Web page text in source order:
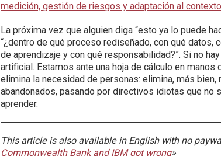
medición, gestión de riesgos y adaptación al
La próxima vez que alguien diga “esto ya lo puede
“¿dentro de qué proceso rediseñado, con qué
de aprendizaje y con qué responsabilidad?”. Si no
artificial. Estamos ante una hoja de cálculo en
elimina la necesidad de personas: elimina, más
abandonados, pasando por directivos idiotas que no
aprender.
This article is also available in English with no
Commonwealth Bank and IBM got wrong»